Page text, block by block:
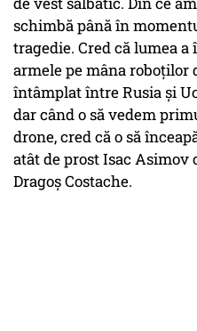
schimbă până în
tragedie. Cred că lumea
armele pe mâna roboților
întâmplat între Rusia și
dar când o să vedem
drone, cred că o să
atât de prost Isac Asimov
Dragoș Costache.